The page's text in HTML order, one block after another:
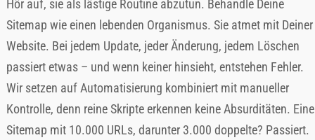
Hör auf, sie als lästige Routine abzutun. Behandle Deine
Sitemap wie einen lebenden Organismus. Sie atmet mit Deiner
Website. Bei jedem Update, jeder Änderung, jedem Löschen
passiert etwas – und wenn keiner hinsieht, entstehen Fehler.
Wir setzen auf Automatisierung kombiniert mit manueller
Kontrolle, denn reine Skripte erkennen keine Absurditäten. Eine
Sitemap mit 10.000 URLs, darunter 3.000 doppelte? Passiert.